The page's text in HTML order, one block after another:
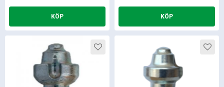
härdad gänga.
Lägg till i favoriter